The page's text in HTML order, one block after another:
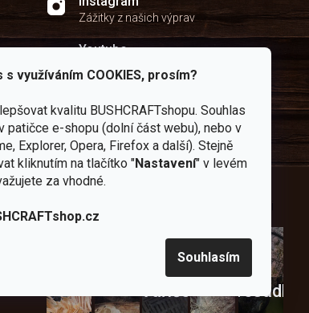
využíváním COOKIES, prosím?
kvalitu BUSHCRAFTshopu. Souhlas
e-shopu (dolní část webu), nebo v
Explorer, Opera, Firefox a další). Stejně
kliknutím na tlačítko "Nastavení" v levém
za vhodné.
Souhlasím
s
u
Zážitky z našich výprav
Youtube
Vlastní
značka
Poctivá
Užijte si to v přírodě
Křesadla